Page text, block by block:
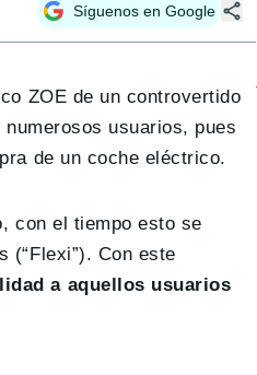
Síguenos en Google
ZOE de un controvertido
usuarios, pues
de un coche eléctrico.
con el tiempo esto se
(“Flexi”). Con este
a aquellos usuarios